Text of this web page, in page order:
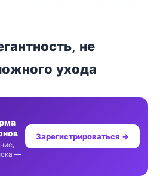
не
ухода
—
Зарегистрироваться →